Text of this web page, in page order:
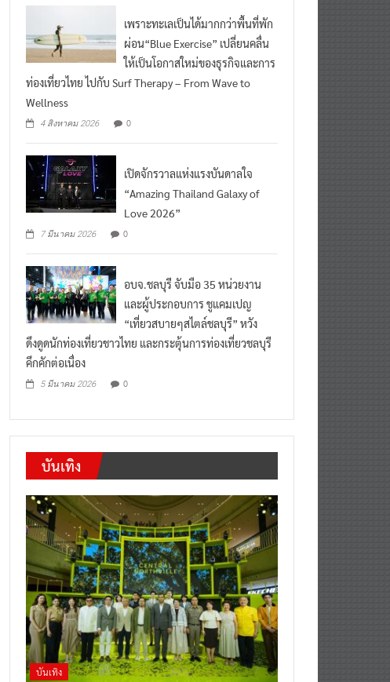
เพราะทะเลเป็นได้มากกว่าพื้นที่พัก
ผ่อน“Blue Exercise” เปลี่ยนคลื่น
ให้เป็นโอกาสใหม่ของธุรกิจและการ
ท่องเที่ยวไทย ไปกับ Surf Therapy – From Wave to
Wellness
4 สิงหาคม 2026 0
เปิดจักรวาลแห่งแรงบันดาลใจ
“Amazing Thailand Galaxy of
Love 2026”
7 มีนาคม 2026 0
อบจ.ชลบุรี จับมือ 35 หน่วยงาน
และผู้ประกอบการ ชูแคมเปญ
“เที่ยวสบายๆสไตล์ชลบุรี” หวัง
ดึงดูดนักท่องเที่ยวชาวไทย และกระตุ้นการท่องเที่ยวชลบุรี
คึกคักต่อเนื่อง
5 มีนาคม 2026 0
บันเทิง
บันเทิง